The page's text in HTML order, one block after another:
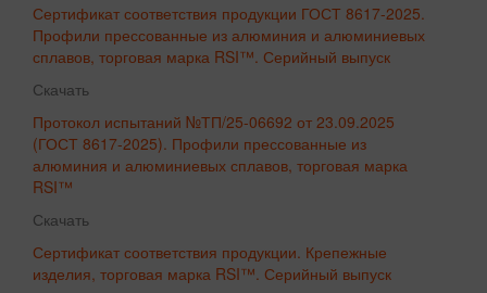
Сертификат соответствия продукции ГОСТ 8617-2025.
Профили прессованные из алюминия и алюминиевых
сплавов, торговая марка RSI™. Серийный выпуск
Скачать
Протокол испытаний №ТП/25-06692 от 23.09.2025
(ГОСТ 8617-2025). Профили прессованные из
алюминия и алюминиевых сплавов, торговая марка
RSI™
Скачать
Сертификат соответствия продукции. Крепежные
изделия, торговая марка RSI™. Серийный выпуск